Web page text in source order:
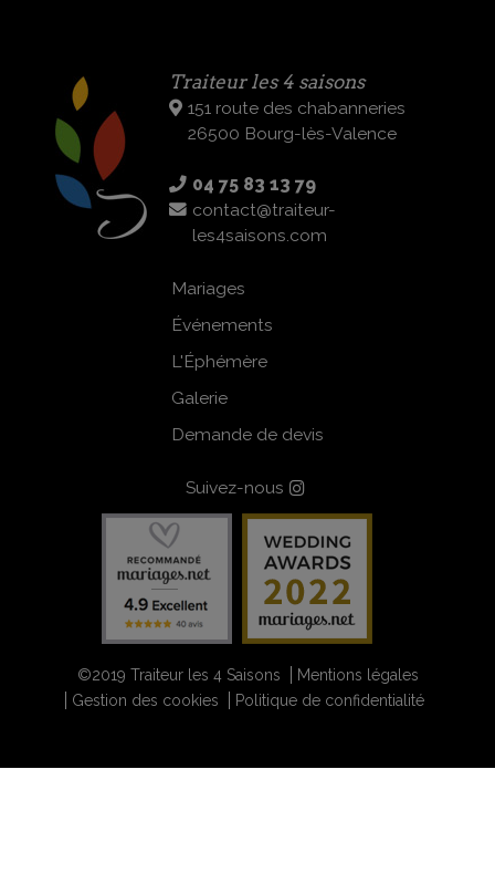
Traiteur les 4 saisons
151 route des chabanneries
26500 Bourg-lès-Valence
04 75 83 13 79
contact@traiteur-
les4saisons.com
Mariages
Événements
L'Éphémère
Galerie
Demande de devis
Suivez-nous
©2019 Traiteur les 4 Saisons
Mentions légales
Gestion des cookies
Politique de confidentialité